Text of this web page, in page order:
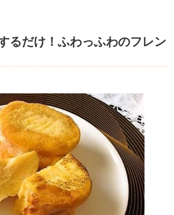
るだけ！ふわっふわのフレン